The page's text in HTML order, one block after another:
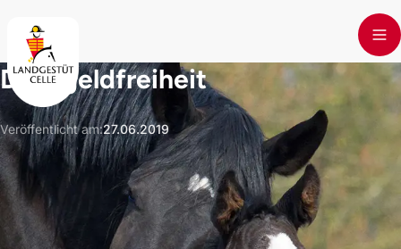
Deckgeldfreiheit
Veröffentlicht am:27.06.2019